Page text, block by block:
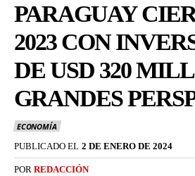
PARAGUAY
2023 CON
DE USD 320
GRANDES
ECONOMÍA
PUBLICADO EL 2 DE ENERO DE 2024
POR REDACCIÓN